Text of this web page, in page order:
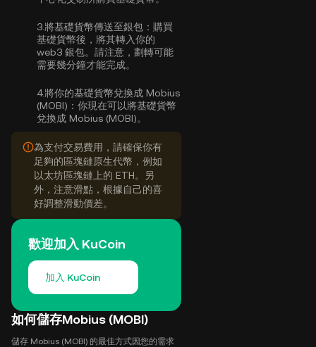
3. 將基礎貨幣傳送至銀包： 購買
基礎貨幣後，將其轉入你的
web3 銀包。請注意，劃轉可能
需要幾分鐘才能完成。
4.將你的基礎貨幣兌換成 Mobius
(MOBI)： 你現在可以將基礎貨幣
兌換成 Mobius (MOBI)。
為支付交易費用，請確保你有
足夠的區塊鏈原生代幣，例如
以太坊區塊鏈上的 ETH。另
外，注意滑點，根據自己的喜
好調整滑動價差。
歡迎加入 KuCoin
加入 KuCoin
如何儲存Mobius (MOBI)
儲存 Mobius (MOBI) 的最佳方式因您的需求